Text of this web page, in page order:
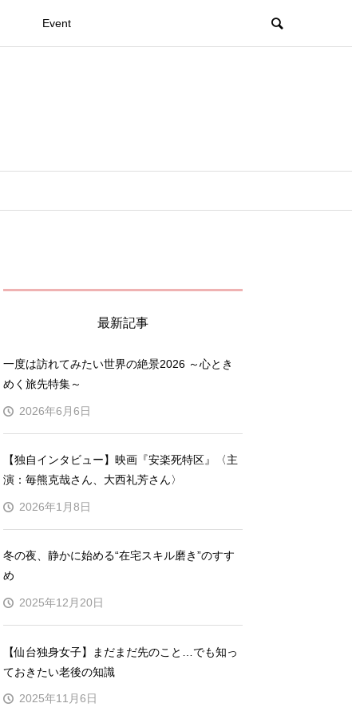
Event
最新記事
一度は訪れてみたい世界の絶景2026 ～心とき
めく旅先特集～
2026年6月6日
【独自インタビュー】映画『安楽死特区』〈主
演：毎熊克哉さん、大西礼芳さん〉
2026年1月8日
冬の夜、静かに始める“在宅スキル磨き”のすす
め
2025年12月20日
【仙台独身女子】まだまだ先のこと…でも知っ
ておきたい老後の知識
2025年11月6日